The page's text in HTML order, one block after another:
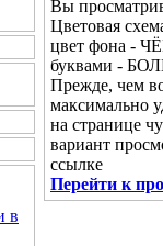
в
Вы
Цветовая
цвет фона -
буквами -
Прежде, чем
максимально
на странице
вариант
ссылке
Перейти к